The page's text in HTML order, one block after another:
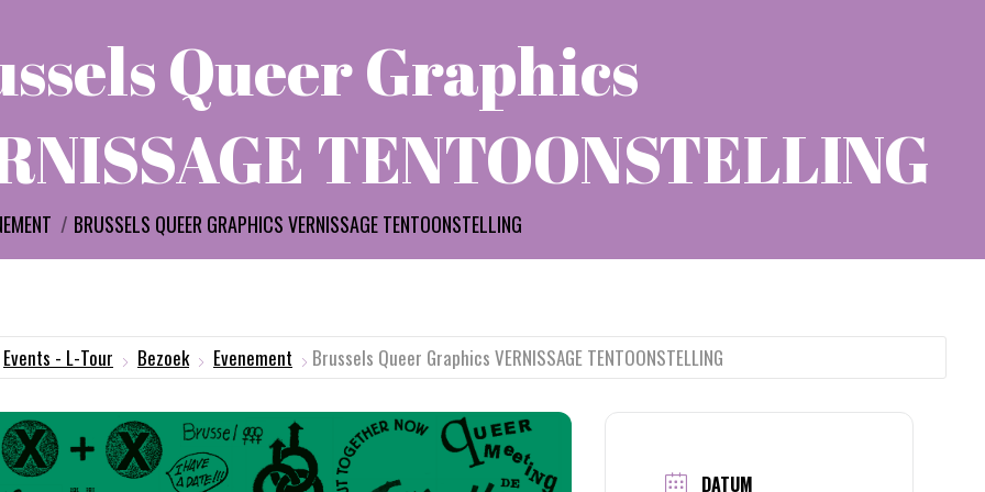
Queer Graphics
TENTOONSTELLING
BRUSSELS QUEER GRAPHICS VERNISSAGE TENTOONSTELLING
Events - L-Tour Bezoek Evenement Brussels Queer Graphics VERNISSAGE TENTOONSTELLING
DATUM